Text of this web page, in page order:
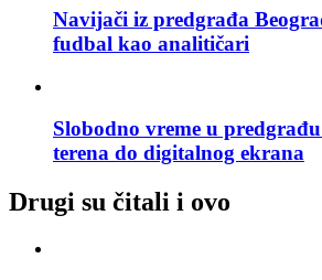
Navijači iz predgrađa
fudbal kao analitičari
Slobodno vreme u
terena do digitalnog ekrana
Drugi su čitali i ovo